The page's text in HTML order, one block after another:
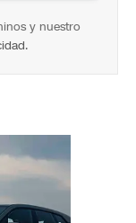
y nuestro
.